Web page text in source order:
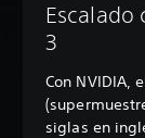
Escalado
3
Con NVIDIA,
siglas en